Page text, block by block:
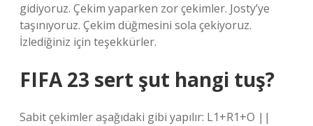
gidiyoruz. Çekim yaparken zor çekimler. Josty’ye
taşınıyoruz. Çekim düğmesini sola çekiyoruz.
İzlediğiniz için teşekkürler.
FIFA 23 sert şut hangi tuş?
Sabit çekimler aşağıdaki gibi yapılır: L1+R1+O ||